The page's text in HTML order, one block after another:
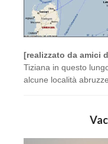
[realizzato da amici
Tiziana in questo
alcune località